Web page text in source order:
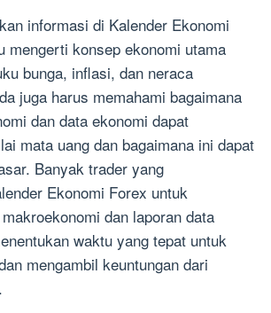
informasi di Kalender Ekonomi
mengerti konsep ekonomi utama
bunga, inflasi, dan neraca
juga harus memahami bagaimana
dan data ekonomi dapat
mata uang dan bagaimana ini dapat
Banyak trader yang
Ekonomi Forex untuk
dan laporan data
waktu yang tepat untuk
mengambil keuntungan dari